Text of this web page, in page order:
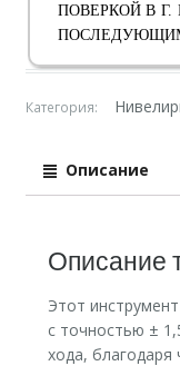
ПОВЕРКОЙ В
Категория:
Описание
Описание
Этот
с точностью ±
хода,